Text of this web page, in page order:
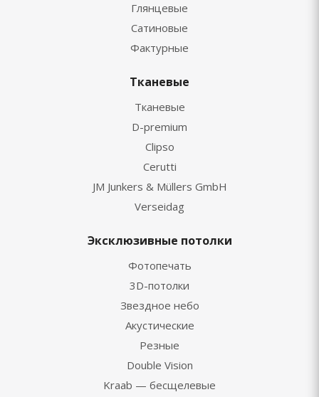
Глянцевые
Сатиновые
Фактурные
Тканевые
Тканевые
D-premium
Clipso
Cerutti
JM Junkers & Müllers GmbH
Verseidag
Эксклюзивные потолки
Фотопечать
3D-потолки
Звездное небо
Акустические
Резные
Double Vision
Kraab — бесщелевые